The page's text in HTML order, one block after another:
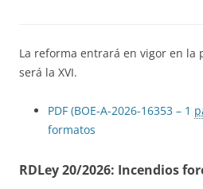
La reforma entrará en vigor en la
será la XVI.
PDF (BOE-A-2026-16353 – 1
formatos
RDLey 20/2026: Incendios